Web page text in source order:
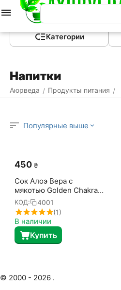
Категории
Напитки
Аюрведа / Продукты питания /
Популярные выше
‍450‍ ₴
Сок Алоэ Вера с
мякотью Golden Chakra
500 мл
КОД:
4001
(1)
В наличии
Купить
© 2000 - 2026 .
Меню